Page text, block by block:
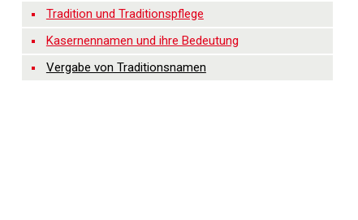
Tradition und Traditionspflege
Kasernennamen und ihre Bedeutung
Vergabe von Traditionsnamen